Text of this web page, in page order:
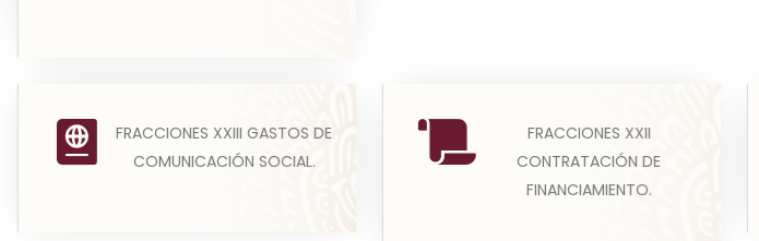
FRACCIONES XXIII GASTOS DE
COMUNICACIÓN SOCIAL.
(A) Los sujetos obligados
deberán publicar y actualizar la
información tanto de los p...
FRACCIONES XXII
CONTRATACIÓN DE
FINANCIAMIENTO.
(a) Los sujetos obligados
publicarán y actualizarán la
información relativa a las obl...